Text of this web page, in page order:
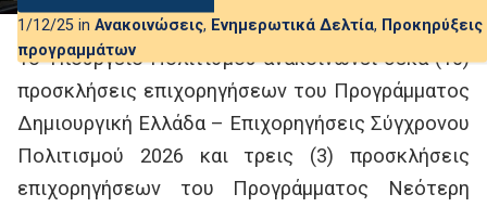
1/12/25 in Ανακοινώσεις, Ενημερωτικά Δελτία, Προκηρύξεις
προγραμμάτων
Το Υπουργείο Πολιτισμού ανακοινώνει δέκα (10)
προσκλήσεις επιχορηγήσεων του Προγράμματος
Δημιουργική Ελλάδα – Επιχορηγήσεις Σύγχρονου
Πολιτισμού 2026 και τρεις (3) προσκλήσεις
επιχορηγήσεων του Προγράμματος Νεότερη